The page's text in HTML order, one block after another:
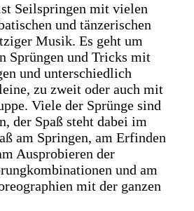
Seilspringen mit vielen
und tänzerischen
Musik. Es geht um
Sprüngen und Tricks mit
und unterschiedlich
zu zweit oder auch mit
Viele der Sprünge sind
der Spaß steht dabei im
am Springen, am Erfinden
Ausprobieren der
und am
mit der ganzen